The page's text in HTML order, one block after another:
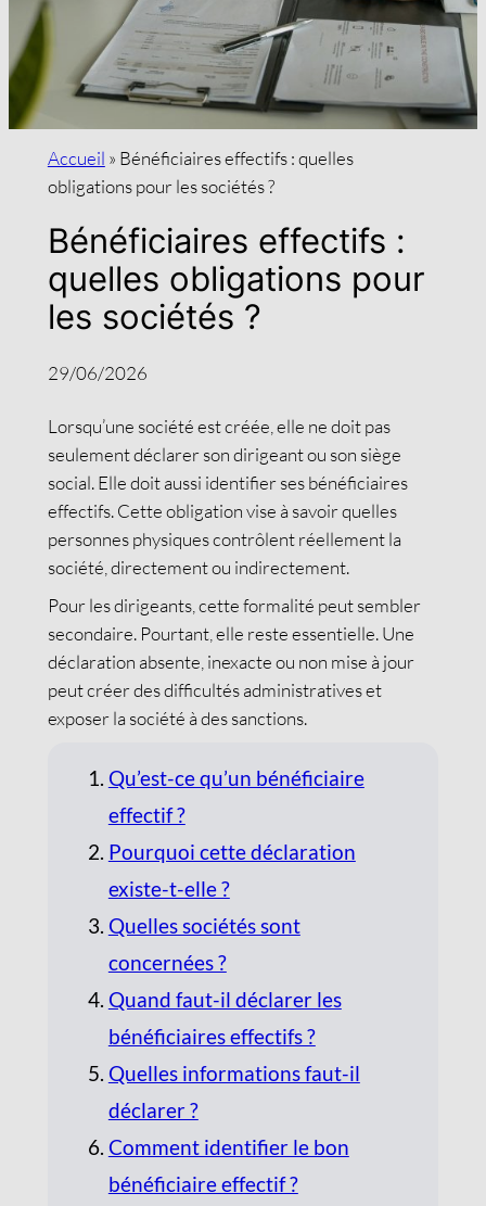
Accueil » Bénéficiaires effectifs : quelles
obligations pour les sociétés ?
Bénéficiaires effectifs :
quelles obligations pour
les sociétés ?
29/06/2026
Lorsqu’une société est créée, elle ne doit pas
seulement déclarer son dirigeant ou son siège
social. Elle doit aussi identifier ses bénéficiaires
effectifs. Cette obligation vise à savoir quelles
personnes physiques contrôlent réellement la
société, directement ou indirectement.
Pour les dirigeants, cette formalité peut sembler
secondaire. Pourtant, elle reste essentielle. Une
déclaration absente, inexacte ou non mise à jour
peut créer des difficultés administratives et
exposer la société à des sanctions.
Qu’est-ce qu’un bénéficiaire
effectif ?
Pourquoi cette déclaration
existe-t-elle ?
Quelles sociétés sont
concernées ?
Quand faut-il déclarer les
bénéficiaires effectifs ?
Quelles informations faut-il
déclarer ?
Comment identifier le bon
bénéficiaire effectif ?